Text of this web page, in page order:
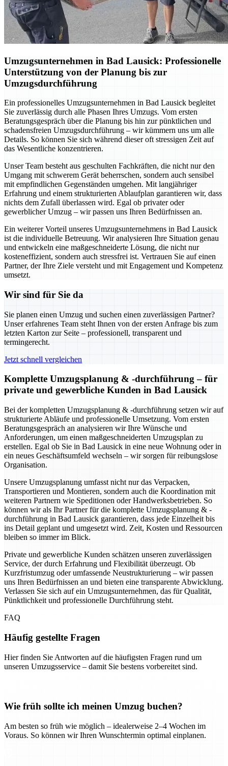
Umzugsunternehmen in Bad Lausick: Professionelle
Unterstützung von der Planung bis zur
Umzugsdurchführung
Ein professionelles Umzugsunternehmen in Bad Lausick begleitet
Sie zuverlässig durch alle Phasen Ihres Umzugs. Vom ersten
Beratungsgespräch über die Planung bis hin zur pünktlichen und
schadensfreien Umzugsdurchführung – wir kümmern uns um alle
Details. So können Sie sich während dieser oft stressigen Zeit auf
das Wesentliche konzentrieren.
Unser Team besteht aus geschulten Fachkräften, die nicht nur den
Umgang mit schwerem Gerät beherrschen, sondern auch sensibel
mit empfindlichen Gegenständen umgehen. Mit langjähriger
Erfahrung und einem strukturierten Ablaufplan garantieren wir, dass
nichts dem Zufall überlassen wird. Egal ob privater oder
gewerblicher Umzug – wir passen uns Ihren Bedürfnissen an.
Ein weiterer Vorteil unseres Umzugsunternehmens in Bad Lausick
ist die individuelle Betreuung. Wir analysieren Ihre Situation genau
und entwickeln eine maßgeschneiderte Lösung, die nicht nur
kosteneffizient, sondern auch stressfrei ist. Vertrauen Sie auf einen
Partner, der Ihre Ziele versteht und mit Engagement und Kompetenz
umsetzt.
Wir sind für Sie da
Sie planen einen Umzug und suchen einen zuverlässigen Partner?
Unser erfahrenes Team steht Ihnen von der ersten Anfrage bis zum
letzten Karton zur Seite – professionell, transparent und
termingerecht.
Jetzt schnell vergleichen
Komplette Umzugsplanung & -durchführung – für
private und gewerbliche Kunden in Bad Lausick
Bei der kompletten Umzugsplanung & -durchführung setzen wir auf
strukturierte Abläufe und professionelle Umsetzung. Vom ersten
Beratungsgespräch an analysieren wir Ihre Wünsche und
Anforderungen, um einen maßgeschneiderten Umzugsplan zu
erstellen. Egal ob Sie in Bad Lausick in eine neue Wohnung oder in
ein neues Geschäftsumfeld wechseln – wir sorgen für reibungslose
Organisation.
Unsere Umzugsplanung umfasst nicht nur das Verpacken,
Transportieren und Montieren, sondern auch die Koordination mit
weiteren Partnern wie Speditionen oder Handwerksbetrieben. So
können wir als Ihr Partner für die komplette Umzugsplanung & -
durchführung in Bad Lausick garantieren, dass jede Einzelheit bis
ins Detail geplant und umgesetzt wird. Zeit, Kosten und Ressourcen
bleiben so immer im Blick.
Private und gewerbliche Kunden schätzen unseren zuverlässigen
Service, der durch Erfahrung und Flexibilität überzeugt. Ob
Kurzfristumzug oder umfassende Neustrukturierung – wir passen
uns Ihren Bedürfnissen an und bieten eine transparente Abwicklung.
Verlassen Sie sich auf ein Umzugsunternehmen, das für Qualität,
Pünktlichkeit und professionelle Durchführung steht.
FAQ
Häufig gestellte Fragen
Hier finden Sie Antworten auf die häufigsten Fragen rund um
unseren Umzugsservice – damit Sie bestens vorbereitet sind.
Wie früh sollte ich meinen Umzug buchen?
Am besten so früh wie möglich – idealerweise 2–4 Wochen im
Voraus. So können wir Ihren Wunschtermin optimal einplanen.